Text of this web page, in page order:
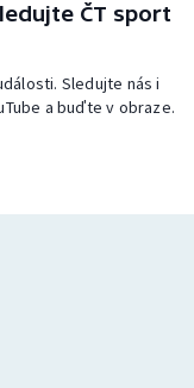
ČT sport
Sledujte nás i
a buďte v obraze.